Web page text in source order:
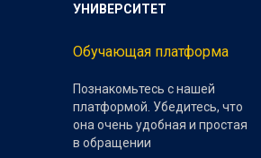
УНИВЕРСИТЕТ
Обучающая платформа
Познакомьтесь с нашей
платформой. Убедитесь, что
она очень удобная и простая
в обращении